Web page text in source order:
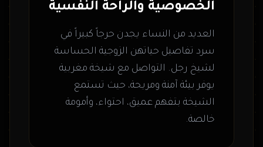
الخصوصية والراحة النفسية
العديد من النساء يجدن حرجاً كبيراً في
سرد تفاصيل حياتهن الزوجية الحساسة
لشيخ رجل. التواصل مع شيخة مغربية
يوفر بيئة آمنة ومريحة، حيث تستمع
الشيخة بتفهم عميق، احتواء، وأمومة
خالصة.